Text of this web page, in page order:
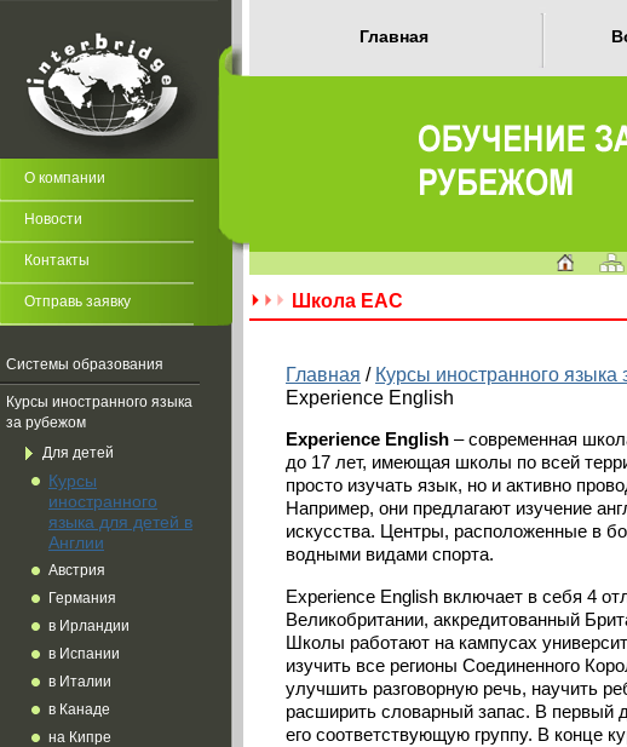
О компании
Новости
Контакты
Отправь заявку
Системы образования
Курсы иностранного языка
за рубежом
Для детей
Курсы
иностранного
языка для детей в
Англии
Австрия
Германия
в Ирландии
в Испании
в Италии
в Канаде
на Кипре
Главная
Школа EAC
Главная / Курсы иностранного языка
Experience English
Experience English – современная
до 17 лет, имеющая школы по всей
просто изучать язык, но и активно
Например, они предлагают изучение
искусства. Центры, расположенные в
водными видами спорта.
Experience English включает в себя 4
Великобритании, аккредитованный
Школы работают на кампусах
изучить все регионы Соединенного
улучшить разговорную речь, научить
расширить словарный запас. В первый
его соответствующую группу. В конце